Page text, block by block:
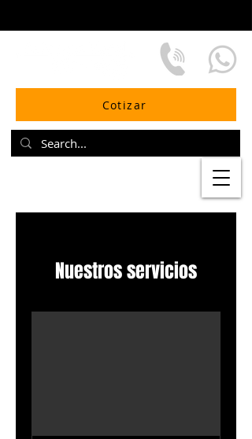
Cotizar
Nuestros servicios